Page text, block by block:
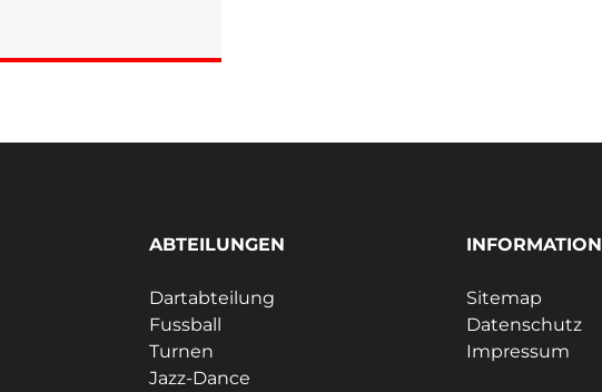
ABTEILUNGEN
Dartabteilung
Fussball
Turnen
Jazz-Dance
INFORMATION
Sitemap
Datenschutz
Impressum